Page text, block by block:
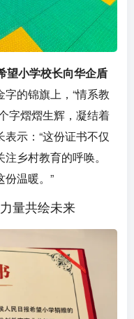
望小学校长向华企盾
字的锦旗上，“情系教
字熠熠生辉，凝结着
示：“这份证书不仅
乡村教育的呼唤。
温暖。”
量共绘未来